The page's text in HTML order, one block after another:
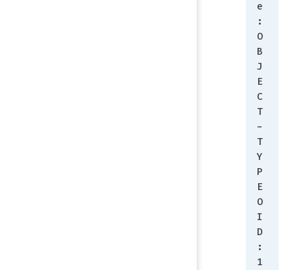
e
:
O
B
J
E
C
T
-
T
Y
P
E
O
I
D
:
1